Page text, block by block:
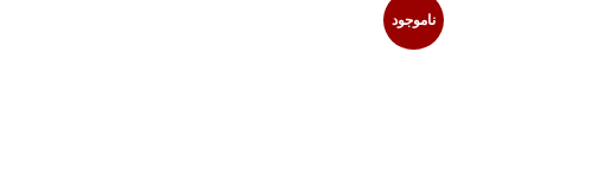
ناموجود